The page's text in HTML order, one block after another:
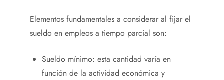
Elementos fundamentales a considerar al fijar el
sueldo en empleos a tiempo parcial son:
Sueldo mínimo: esta cantidad varía en
función de la actividad económica y